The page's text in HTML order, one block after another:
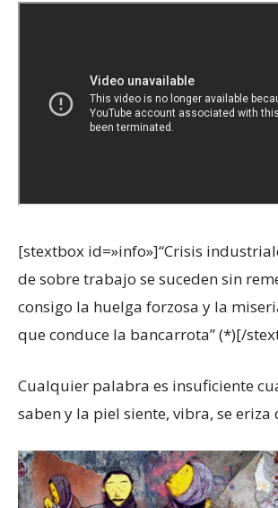
[stextbox id=»info»]“Crisis
de sobre trabajo se suceden sin
consigo la huelga forzosa y la
que conduce la bancarrota” (*)[/
Cualquier palabra es insuficiente
saben y la piel siente, vibra, se eriza